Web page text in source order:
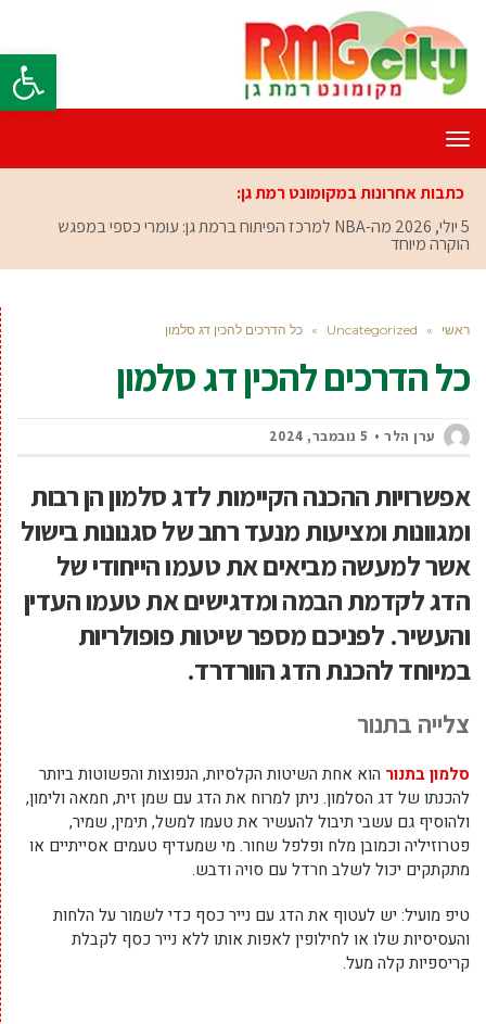
פתח
תפריט
כתבות אחרונות במקומונט רמת גן:
5 יולי, 2026
מה-NBA למרכז הפיתוח ברמת גן: עומרי כספי במפגש
הוקרה מיוחד
ראשי »
Uncategorized
» כל הדרכים להכין דג סלמון
כל הדרכים להכין דג סלמון
ערן הלר 5 נובמבר, 2024
אפשרויות ההכנה הקיימות לדג סלמון הן רבות
ומגוונות ומציעות מנעד רחב של סגנונות בישול
אשר למעשה מביאים את טעמו הייחודי של
הדג לקדמת הבמה ומדגישים את טעמו העדין
והעשיר. לפניכם מספר שיטות פופולריות
במיוחד להכנת הדג הוורדרד.
צלייה בתנור
סלמון בתנור הוא אחת השיטות הקלסיות, הנפוצות והפשוטות ביותר
להכנתו של דג הסלמון. ניתן למרוח את הדג עם שמן זית, חמאה ולימון,
ולהוסיף גם עשבי תיבול להעשיר את טעמו למשל, תימין, שמיר,
פטרוזיליה וכמובן מלח ופלפל שחור. מי שמעדיף טעמים אסייתיים או
מתקתקים יכול לשלב חרדל עם סויה ודבש.
טיפ מועיל: יש לעטוף את הדג עם נייר כסף כדי לשמור על הלחות
והעסיסיות שלו או לחילופין לאפות אותו ללא נייר כסף לקבלת
קריספיות קלה מעל.